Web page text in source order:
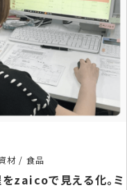
材 / 食品
zaicoで見える化。ミ